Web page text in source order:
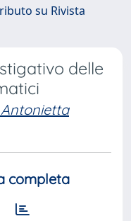
su Rivista
delle
Antonietta
completa